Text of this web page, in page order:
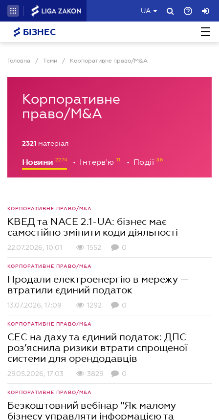
UA
БІЗНЕС
Головна / Теми / Корпоративне право/M&A
Корпоративне
право/M&A
2321 матеріал
Новини • Інтерв'ю • Події
КОРПОРАТИВНЕ ПРАВО/M&A
КВЕД та NACE 2.1-UA: бізнес має
самостійно змінити коди діяльності
22.07.2026, 10:01 1552 0
КОРПОРАТИВНЕ ПРАВО/M&A
Продали електроенергію в мережу —
втратили єдиний податок
13.07.2026, 17:09 1292 0
КОРПОРАТИВНЕ ПРАВО/M&A
СЕС на даху та єдиний податок: ДПС
роз’яснила ризики втрати спрощеної
системи для орендодавців
29.05.2026, 17:03 3829 0
КОРПОРАТИВНЕ ПРАВО/M&A
Безкоштовний вебінар "Як малому
бізнесу управляти інформацією та